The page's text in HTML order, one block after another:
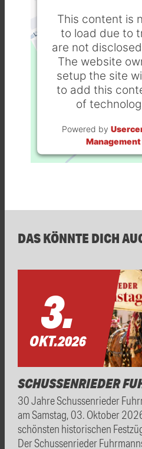
This content is
to load due to
are not
The website
setup the site
to add this
of
Powered by
DAS KÖNNTE DICH
3.
OKT.2026
SCHUSSENRIEDER
30 Jahre Schussenrieder
am Samstag, 03. Oktober
schönsten historischen
Der Schussenrieder